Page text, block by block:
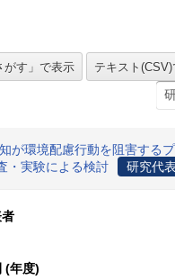
が環境配慮行動を阻害する
・実験による検討
研究代
(年度)